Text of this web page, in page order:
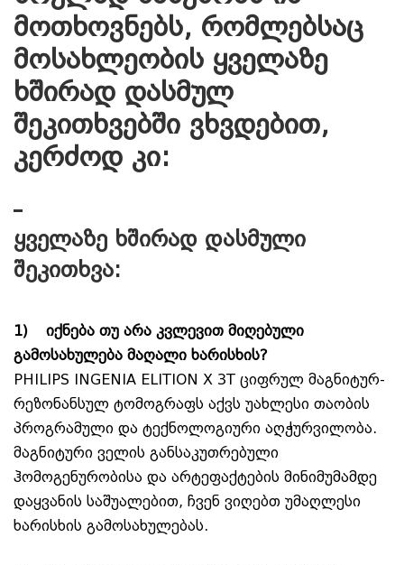
მოთხოვნებს, რომლებსაც
მოსახლეობის ყველაზე
ხშირად დასმულ
შეკითხვებში ვხვდებით,
კერძოდ კი:
ყველაზე ხშირად დასმული
შეკითხვა:
1) იქნება თუ არა კვლევით მიღებული
გამოსახულება მაღალი ხარისხის?
PHILIPS INGENIA ELITION X 3T ციფრულ მაგნიტურ-
რეზონანსულ ტომოგრაფს აქვს უახლესი თაობის
პროგრამული და ტექნოლოგიური აღჭურვილობა.
მაგნიტური ველის განსაკუთრებული
ჰომოგენურობისა და არტეფაქტების მინიმუმამდე
დაყვანის საშუალებით, ჩვენ ვიღებთ უმაღლესი
ხარისხის გამოსახულებას.